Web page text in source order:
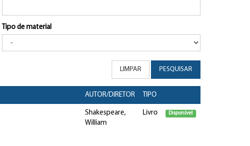
Tipo de material
LIMPAR PESQUISAR
AUTOR/DIRETOR TIPO
Shakespeare,
William
Livro Disponível